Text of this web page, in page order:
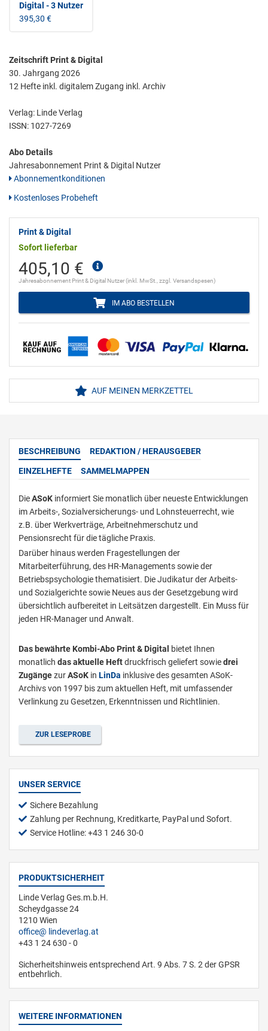
Digital - 3 Nutzer
395,30 €
Zeitschrift Print & Digital
30. Jahrgang 2026
12 Hefte inkl. digitalem Zugang inkl. Archiv
Verlag: Linde Verlag
ISSN: 1027-7269
Abo Details
Jahresabonnement Print & Digital Nutzer
Abonnementkonditionen
Kostenloses Probeheft
Print & Digital
Sofort lieferbar
405,10 €
Jahresabonnement Print & Digital Nutzer (inkl. MwSt., zzgl. Versandspesen)
IM ABO BESTELLEN
AUF MEINEN MERKZETTEL
BESCHREIBUNG REDAKTION / HERAUSGEBER
EINZELHEFTE SAMMELMAPPEN
DieASoK informiert Sie monatlich über neueste Entwicklungen
im Arbeits-, Sozialversicherungs- und Lohnsteuerrecht, wie
z.B. über Werkverträge, Arbeitnehmerschutz und
Pensionsrecht für die tägliche Praxis.
Darüber hinaus werden Fragestellungen der
Mitarbeiterführung, des HR-Managements sowie der
Betriebspsychologie thematisiert. Die Judikatur der Arbeits-
und Sozialgerichte sowie Neues aus der Gesetzgebung wird
übersichtlich aufbereitet in Leitsätzen dargestellt. Ein Muss für
jeden HR-Manager und Anwalt.
Das bewährte Kombi-Abo Print & Digital
bietet Ihnen
monatlich das aktuelle Heftdruckfrisch geliefert sowiedrei
ZugängezurASoK in LinDa inklusive des gesamten ASoK-
Archivs von 1997 bis zum aktuellen Heft, mit umfassender
Verlinkung zu Gesetzen, Erkenntnissen und Richtlinien.
ZUR LESEPROBE
UNSER SERVICE
Sichere Bezahlung
Zahlung per Rechnung, Kreditkarte, PayPal und Sofort.
Service Hotline: +43 1 246 30-0
PRODUKTSICHERHEIT
Linde Verlag Ges.m.b.H.
Scheydgasse 24
1210 Wien
office
lindeverlag.at
+43 1 24 630 - 0
Sicherheitshinweis entsprechend Art. 9 Abs. 7 S. 2 der GPSR
entbehrlich.
WEITERE INFORMATIONEN